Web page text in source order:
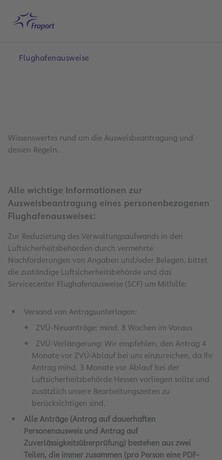
Startseite
Flughafenausweise
Wissenswertes rund um die Ausweisbeantragung und
dessen Regeln.
Alle wichtige Informationen zur
Ausweisbeantragung eines personenbezogenen
Flughafenausweises:
Zur Reduzierung des Verwaltungsaufwands in den
Luftsicherheitsbehörden durch vermehrte
Nachforderungen von Angaben und/oder Belegen, bittet
die zuständige Luftsicherheitsbehörde und das
Servicecenter Flughafenausweise (SCF) um Mithilfe:
Versand von Antragsunterlagen:
ZVÜ-Neuanträge: mind. 8 Wochen im Voraus
ZVÜ-Verlängerung: Wir empfehlen, den Antrag 4
Monate vor ZVÜ-Ablauf bei uns einzureichen, da Ihr
Antrag mind. 3 Monate vor Ablauf bei der
Luftsicherheitsbehörde Hessen vorliegen sollte und
zusätzlich unsere Bearbeitungszeiten zu
berücksichtigen sind.
Alle Anträge (Antrag auf dauerhaften
Personenausweis und Antrag auf
Zuverlässigkeitsüberprüfung) bestehen aus zwei
Teilen, die immer zusammen (pro Person eine PDF-